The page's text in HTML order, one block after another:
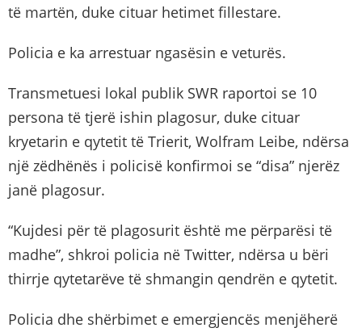
të martën, duke cituar hetimet fillestare.
Policia e ka arrestuar ngasësin e veturës.
Transmetuesi lokal publik SWR raportoi se 10
persona të tjerë ishin plagosur, duke cituar
kryetarin e qytetit të Trierit, Wolfram Leibe, ndërsa
një zëdhënës i policisë konfirmoi se “disa” njerëz
janë plagosur.
“Kujdesi për të plagosurit është me përparësi të
madhe”, shkroi policia në Twitter, ndërsa u bëri
thirrje qytetarëve të shmangin qendrën e qytetit.
Policia dhe shërbimet e emergjencës menjëherë